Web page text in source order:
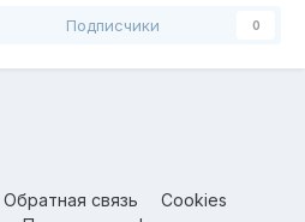
Подписчики 0
Обратная связь
Cookies